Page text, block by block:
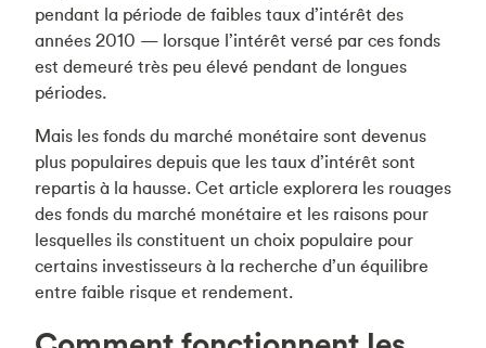
pendant la période de faibles taux d’intérêt des
années 2010 — lorsque l’intérêt versé par ces fonds
est demeuré très peu élevé pendant de longues
périodes.
Mais les fonds du marché monétaire sont devenus
plus populaires depuis que les taux d’intérêt sont
repartis à la hausse. Cet article explorera les rouages
des fonds du marché monétaire et les raisons pour
lesquelles ils constituent un choix populaire pour
certains investisseurs à la recherche d’un équilibre
entre faible risque et rendement.